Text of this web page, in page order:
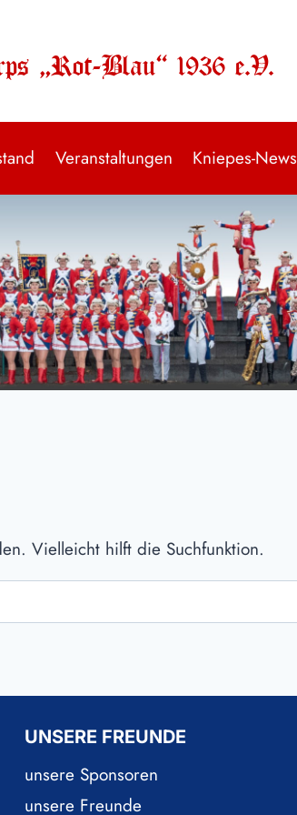
„Rot-Blau“ 1936 e.V.
Veranstaltungen Kniepes-News
Vielleicht hilft die Suchfunktion.
UNSERE FREUNDE
unsere Sponsoren
unsere Freunde